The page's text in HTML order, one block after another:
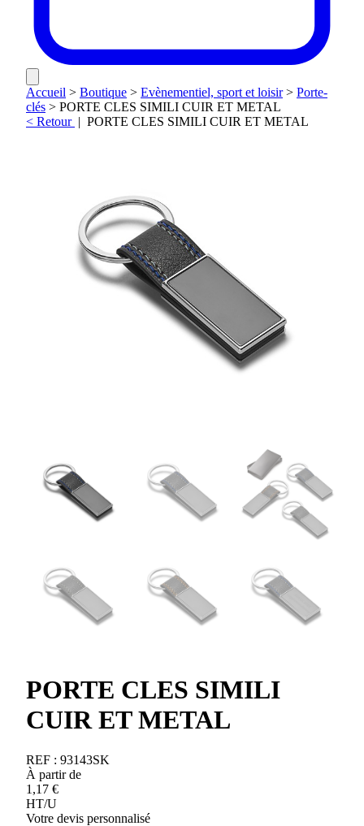
Accueil > Boutique > Evènementiel, sport et loisir> Porte-
clés > PORTE CLES SIMILI CUIR ET METAL
< Retour | PORTE CLES SIMILI CUIR ET METAL
PORTE CLES SIMILI
CUIR ET METAL
REF : 93143SK
À partir de
1,17 €
HT/U
Votre devis personnalisé